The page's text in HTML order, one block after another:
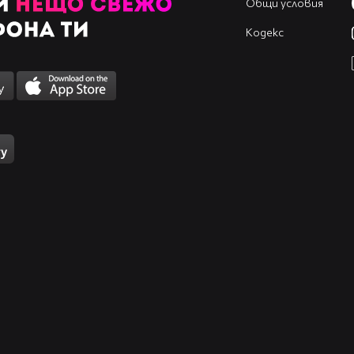
Общи условия
Кодекс